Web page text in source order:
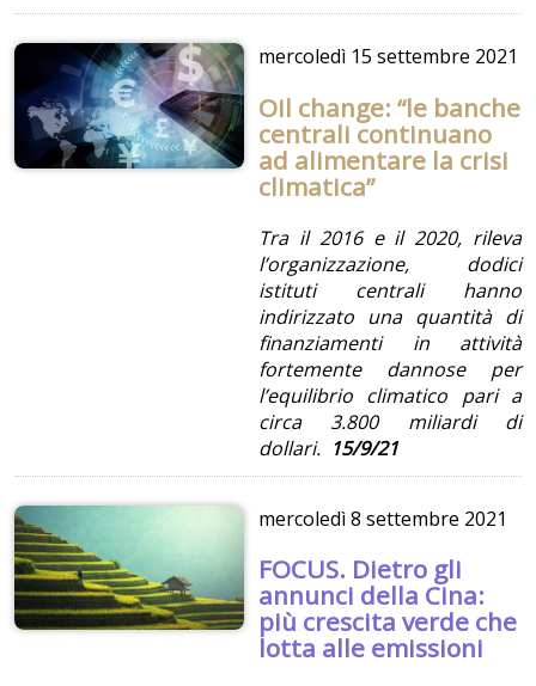
mercoledì 15 settembre 2021
Oil change: “le banche
centrali continuano
ad alimentare la crisi
climatica”
Tra il 2016 e il 2020, rileva
l’organizzazione, dodici
istituti centrali hanno
indirizzato una quantità di
finanziamenti in attività
fortemente dannose per
l’equilibrio climatico pari a
circa 3.800 miliardi di
dollari. 15/9/21
mercoledì8 settembre 2021
FOCUS. Dietro gli
annunci della Cina:
più crescita verde che
lotta alle emissioni